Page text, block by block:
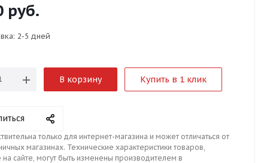
руб.
2-5 дней
В корзину Купить в 1 клик
только для интернет-магазина и может отличаться от
магазинах. Технические характеристики товаров,
на сайте, могут быть изменены производителем в